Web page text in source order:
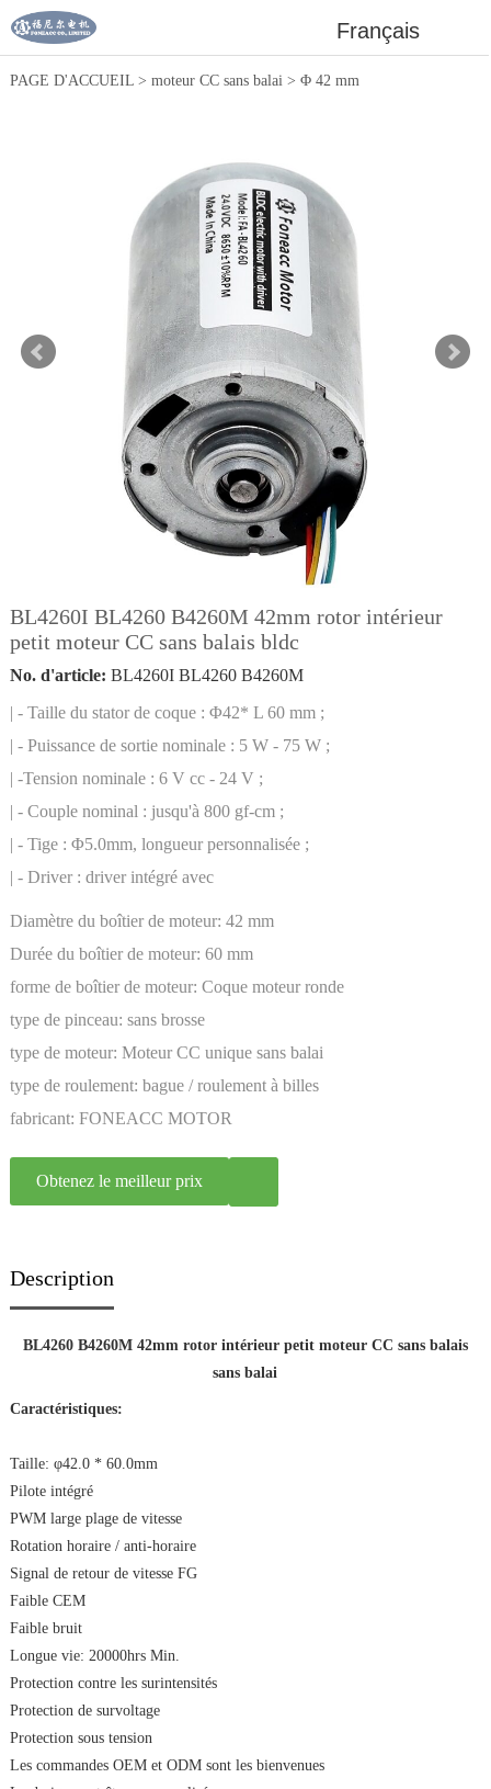
Français
PAGE D'ACCUEIL> moteur CC sans balai> Φ 42 mm
BL4260I BL4260 B4260M 42mm rotor intérieur
petit moteur CC sans balais bldc
No. d'article: BL4260I BL4260 B4260M
| - Taille du stator de coque : Φ42* L 60 mm ;
| - Puissance de sortie nominale : 5 W - 75 W ;
| -Tension nominale : 6 V cc - 24 V ;
| - Couple nominal : jusqu'à 800 gf-cm ;
| - Tige : Φ5.0mm, longueur personnalisée ;
| - Driver : driver intégré avec
Diamètre du boîtier de moteur: 42 mm
Durée du boîtier de moteur: 60 mm
forme de boîtier de moteur: Coque moteur ronde
type de pinceau: sans brosse
type de moteur: Moteur CC unique sans balai
type de roulement: bague / roulement à billes
fabricant: FONEACC MOTOR
Obtenez le meilleur prix
Description
BL4260 B4260M 42mm rotor intérieur petit moteur CC sans balais
sans balai
Caractéristiques:
Taille: φ42.0 * 60.0mm
Pilote intégré
PWM large plage de vitesse
Rotation horaire / anti-horaire
Signal de retour de vitesse FG
Faible CEM
Faible bruit
Longue vie: 20000hrs Min.
Protection contre les surintensités
Protection de survoltage
Protection sous tension
Les commandes OEM et ODM sont les bienvenues